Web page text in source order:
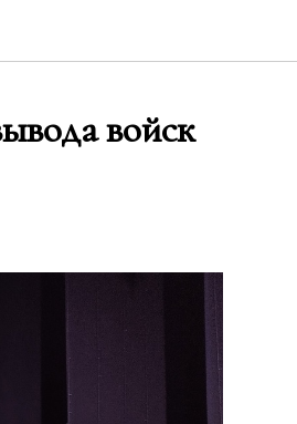
войск